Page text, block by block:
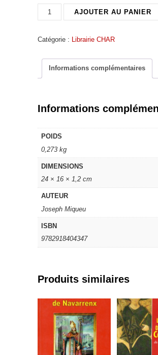
quantité
de
XIII
Mousquetaires
AJOUTER AU PANIER
Catégorie : Librairie CHAR
Informations complémentaires
Informations
POIDS
0,273 kg
DIMENSIONS
24 × 16 × 1,2 cm
AUTEUR
Joseph Miqueu
ISBN
9782918404347
Produits similaires